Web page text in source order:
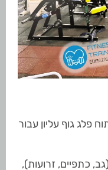
פלג גוף עליון עבור
כתפיים, זרועות),